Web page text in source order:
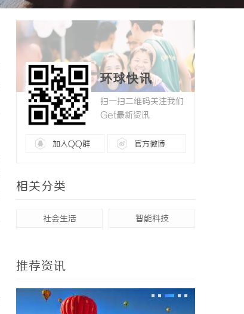
环球快讯
扫一扫二维码关注我们
Get最新资讯
加入QQ群 官方微博
相关分类
社会生活 智能科技
推荐资讯